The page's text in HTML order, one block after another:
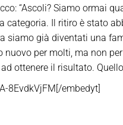
“Ascoli? Siamo ormai
categoria. Il ritiro è stato
siamo già diventati una
per molti, ma non
ottenere il risultato.
8EvdkVjFM[/embedyt]